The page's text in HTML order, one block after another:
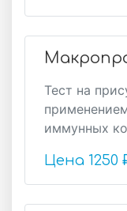
Тест на
иммунных
Цена 1250